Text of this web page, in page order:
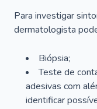
Para investigar
dermatologista
Biópsia;
Teste de
adesivas com
identificar